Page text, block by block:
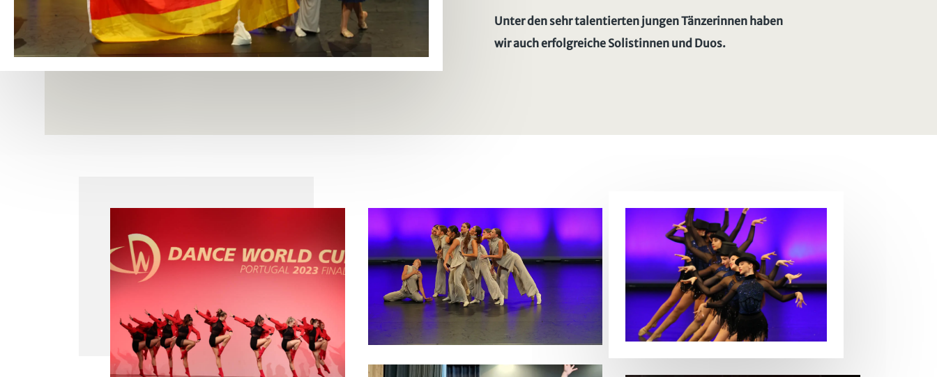
Unter den sehr talentierten jungen Tänzerinnen haben
wir auch erfolgreiche Solistinnen und Duos.